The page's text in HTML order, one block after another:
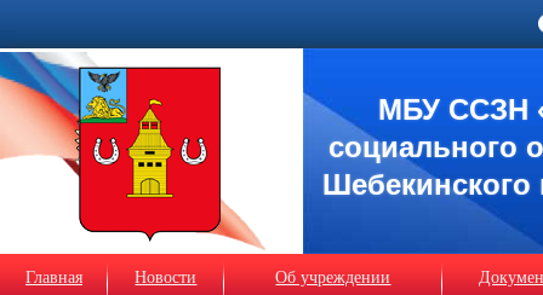
МБУ ССЗН
социального
Шебекинского
Главная Новости Об учреждении